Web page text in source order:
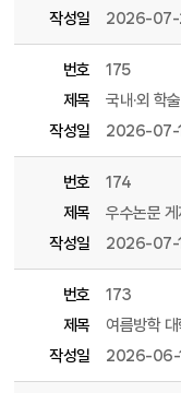
작성일
2026-
번호
175
제목
국내·외 학
작성일
2026-07-
번호
174
제목
우수논문
작성일
2026-07-
번호
173
제목
여름방학
작성일
2026-06-